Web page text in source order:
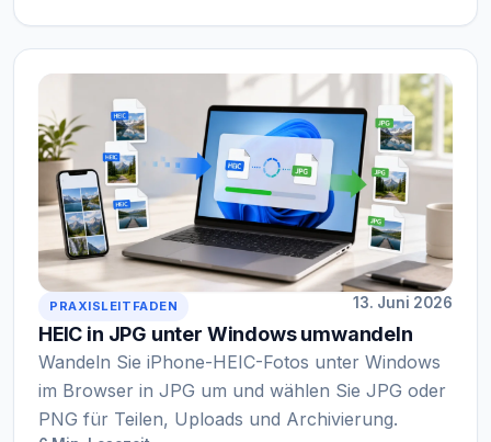
PRAXISLEITFADEN 13. Juni 2026
HEIC in JPG unter Windows umwandeln
Wandeln Sie iPhone-HEIC-Fotos unter Windows
im Browser in JPG um und wählen Sie JPG oder
PNG für Teilen, Uploads und Archivierung.